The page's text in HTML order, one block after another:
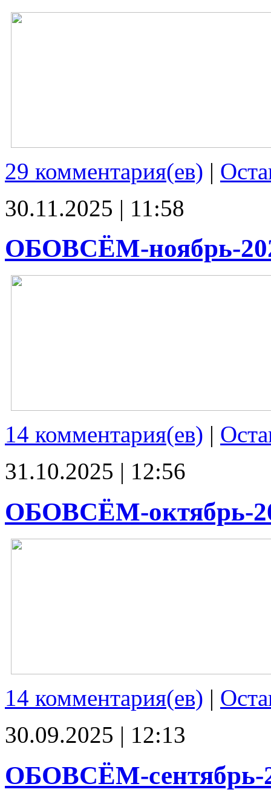
29 комментария(ев) |
30.11.2025 | 11:58
ОБОВСЁМ-ноябрь-
14 комментария(ев) |
31.10.2025 | 12:56
ОБОВСЁМ-октябрь-
14 комментария(ев) |
30.09.2025 | 12:13
ОБОВСЁМ-сентябрь-